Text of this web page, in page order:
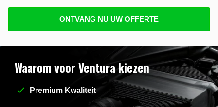
Stel uw vraag*
ONTVANG NU UW OFFERTE
Waarom voor Ventura kiezen
Premium Kwaliteit